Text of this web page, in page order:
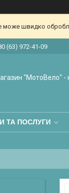
може швидко
(63) 972-41-09
"МотоВело" -
ТА ПОСЛУГИ